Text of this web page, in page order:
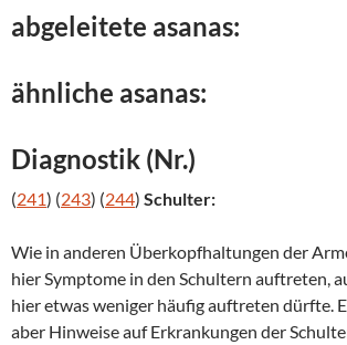
abgeleitete asanas:
ähnliche asanas:
Diagnostik (Nr.)
(241) (243) (244) Schulter:
Wie in anderen Überkopfhaltungen der
hier Symptome in den Schultern auftreten,
hier etwas weniger häufig auftreten dürfte.
aber Hinweise auf Erkrankungen der